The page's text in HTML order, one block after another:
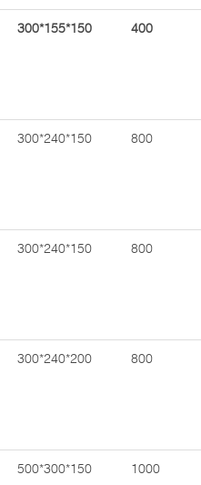
300*155*150 400
300*240*150 800
300*240*150 800
300*240*200 800
500*300*150 1000